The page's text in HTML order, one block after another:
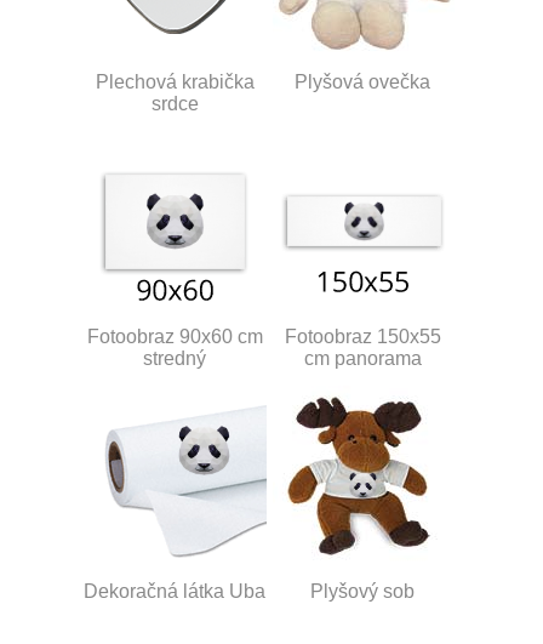
Plechová krabička
srdce
Plyšová ovečka
Fotoobraz 90x60 cm
stredný
Fotoobraz 150x55
cm panorama
Dekoračná látka Uba Plyšový sob